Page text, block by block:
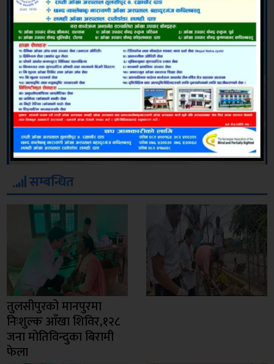
सम्बन्धित
तुलसीपुरको मानपुरमा
निःशुल्क आँखा शिविर,१२८
जना मोतिविन्दुका बिरामी
फेला